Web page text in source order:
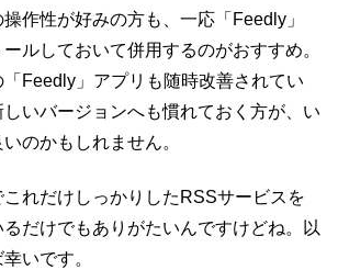
作性が好みの方も、一応「Feedly」
ルしておいて併用するのがおすすめ。
Feedly」アプリも随時改善されてい
しいバージョンへも慣れておく方が、い
のかもしれません。
これだけしっかりしたRSSサービスを
だけでもありがたいんですけどね。以
いです。